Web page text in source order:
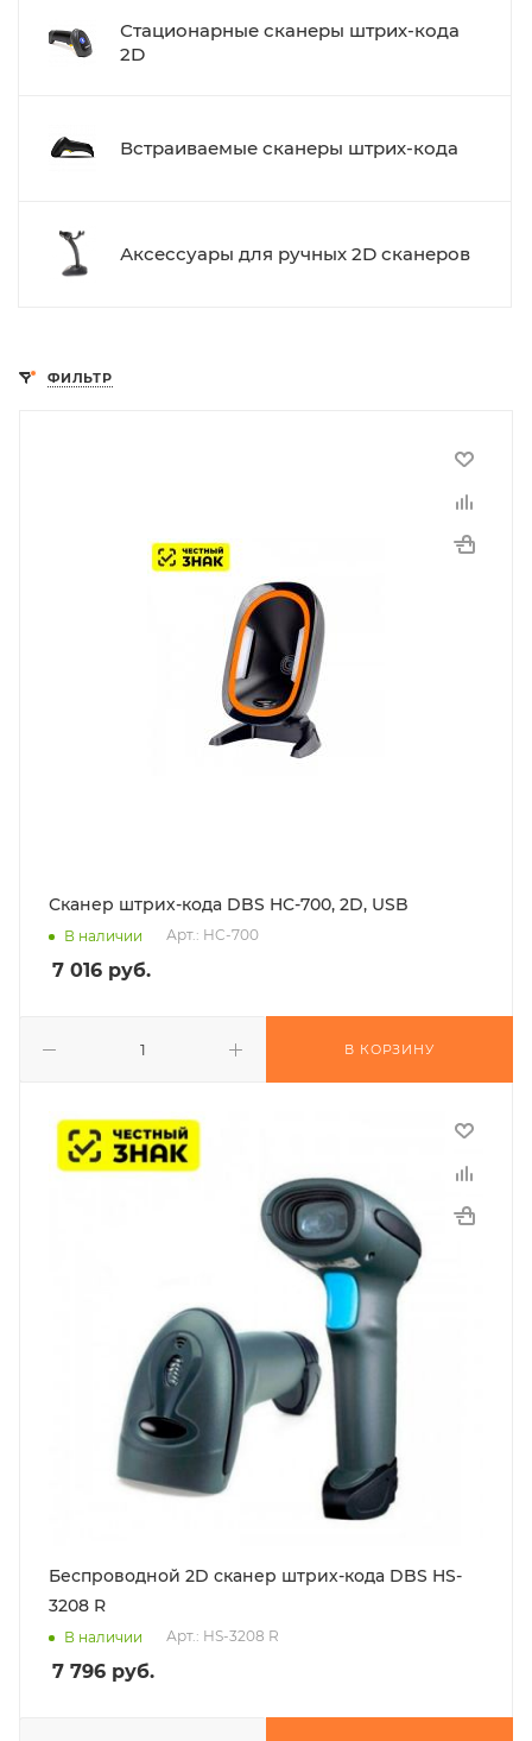
Стационарные сканеры штрих-кода
2D
Встраиваемые сканеры штрих-кода
Аксессуары для ручных 2D сканеров
ФИЛЬТР
Сканер штрих-кода DBS HC-700, 2D, USB
В наличии Арт.: HC-700
7 016 руб.
В КОРЗИНУ
Беспроводной 2D сканер штрих-кода DBS HS-
3208 R
В наличии Арт.: HS-3208 R
7 796 руб.